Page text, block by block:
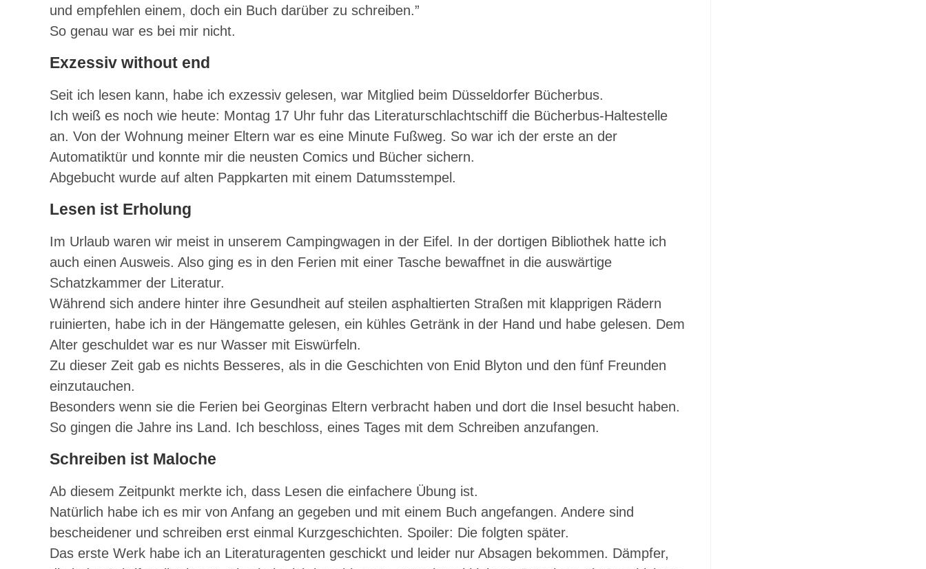
und empfehlen einem, doch ein Buch darüber zu schreiben.”
So genau war es bei mir nicht.
Exzessiv without end
Seit ich lesen kann, habe ich exzessiv gelesen, war Mitglied beim Düsseldorfer Bücherbus.
Ich weiß es noch wie heute: Montag 17 Uhr fuhr das Literaturschlachtschiff die Bücherbus-Haltestelle
an. Von der Wohnung meiner Eltern war es eine Minute Fußweg. So war ich der erste an der
Automatiktür und konnte mir die neusten Comics und Bücher sichern.
Abgebucht wurde auf alten Pappkarten mit einem Datumsstempel.
Lesen ist Erholung
Im Urlaub waren wir meist in unserem Campingwagen in der Eifel. In der dortigen Bibliothek hatte ich
auch einen Ausweis. Also ging es in den Ferien mit einer Tasche bewaffnet in die auswärtige
Schatzkammer der Literatur.
Während sich andere hinter ihre Gesundheit auf steilen asphaltierten Straßen mit klapprigen Rädern
ruinierten, habe ich in der Hängematte gelesen, ein kühles Getränk in der Hand und habe gelesen. Dem
Alter geschuldet war es nur Wasser mit Eiswürfeln.
Zu dieser Zeit gab es nichts Besseres, als in die Geschichten von Enid Blyton und den fünf Freunden
einzutauchen.
Besonders wenn sie die Ferien bei Georginas Eltern verbracht haben und dort die Insel besucht haben.
So gingen die Jahre ins Land. Ich beschloss, eines Tages mit dem Schreiben anzufangen.
Schreiben ist Maloche
Ab diesem Zeitpunkt merkte ich, dass Lesen die einfachere Übung ist.
Natürlich habe ich es mir von Anfang an gegeben und mit einem Buch angefangen. Andere sind
bescheidener und schreiben erst einmal Kurzgeschichten. Spoiler: Die folgten später.
Das erste Werk habe ich an Literaturagenten geschickt und leider nur Absagen bekommen. Dämpfer,